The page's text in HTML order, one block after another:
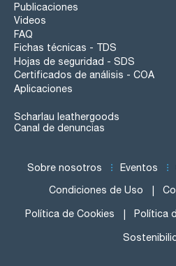
Publicaciones
Videos
FAQ
Fichas técnicas - TDS
Hojas de seguridad - SDS
Certificados de análisis - COA
Aplicaciones
Scharlau leathergoods
Canal de denuncias
Sobre nosotros Eventos
Condiciones de Uso
Política de Cookies Política